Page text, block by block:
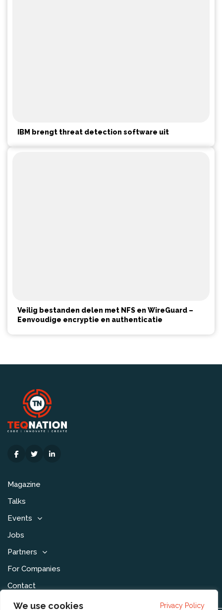
We use cookies Privacy Policy
IBM brengt threat detection software uit
Veilig bestanden delen met NFS en WireGuard –
Eenvoudige encryptie en authenticatie
Magazine
Talks
Events
Jobs
Partners
For Companies
Contact